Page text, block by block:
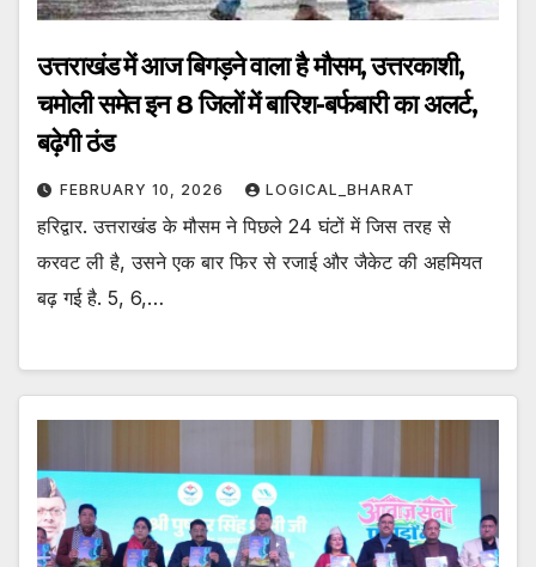
उत्तराखंड में आज बिगड़ने वाला है मौसम, उत्तरकाशी,
चमोली समेत इन 8 जिलों में बारिश-बर्फबारी का अलर्ट,
बढ़ेगी ठंड
FEBRUARY 10, 2026 LOGICAL_BHARAT
हरिद्वार. उत्तराखंड के मौसम ने पिछले 24 घंटों में जिस तरह से
करवट ली है, उसने एक बार फिर से रजाई और जैकेट की अहमियत
बढ़ गई है. 5, 6,…